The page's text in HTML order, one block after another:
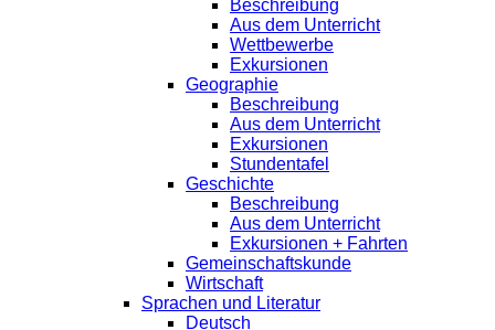
Beschreibung
Aus dem Unterricht
Wettbewerbe
Exkursionen
Geographie
Beschreibung
Aus dem Unterricht
Exkursionen
Stundentafel
Geschichte
Beschreibung
Aus dem Unterricht
Exkursionen + Fahrten
Gemeinschaftskunde
Wirtschaft
Sprachen und Literatur
Deutsch